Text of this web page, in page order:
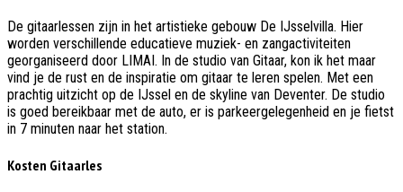
De gitaarlessen zijn in het artistieke gebouw De IJsselvilla. Hier
worden verschillende educatieve muziek- en zangactiviteiten
georganiseerd door LIMAI. In de studio van Gitaar, kon ik het maar
vind je de rust en de inspiratie om gitaar te leren spelen. Met een
prachtig uitzicht op de IJssel en de skyline van Deventer. De studio
is goed bereikbaar met de auto, er is parkeergelegenheid en je fietst
in 7 minuten naar het station.
Kosten Gitaarles